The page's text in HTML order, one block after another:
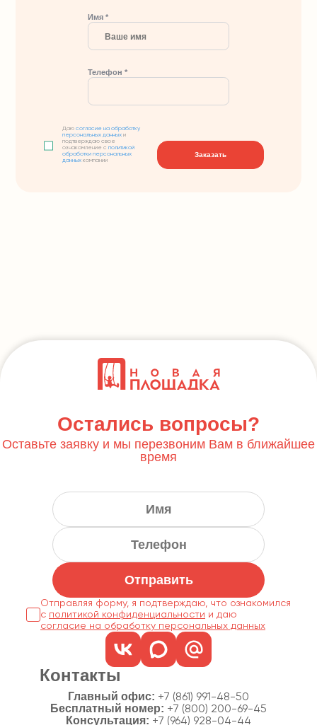
Имя *
Телефон *
Даюсогласие на обработку
персональных данных и
подтверждаю свое
ознакомление сполитикой
обработки персональных
данных компании
Заказать
Остались вопросы?
Оставьте заявку и мы перезвоним Вам в ближайшее
время
Отправить
Отправляя форму, я подтверждаю, что ознакомился
с политикой конфиденциальности
согласие на обработку персональных данных
Контакты
Главный офис: +7 (861) 991-48-50
Бесплатный номер: +7 (800) 200-69-45
Консультация: +7 (964) 928-04-44